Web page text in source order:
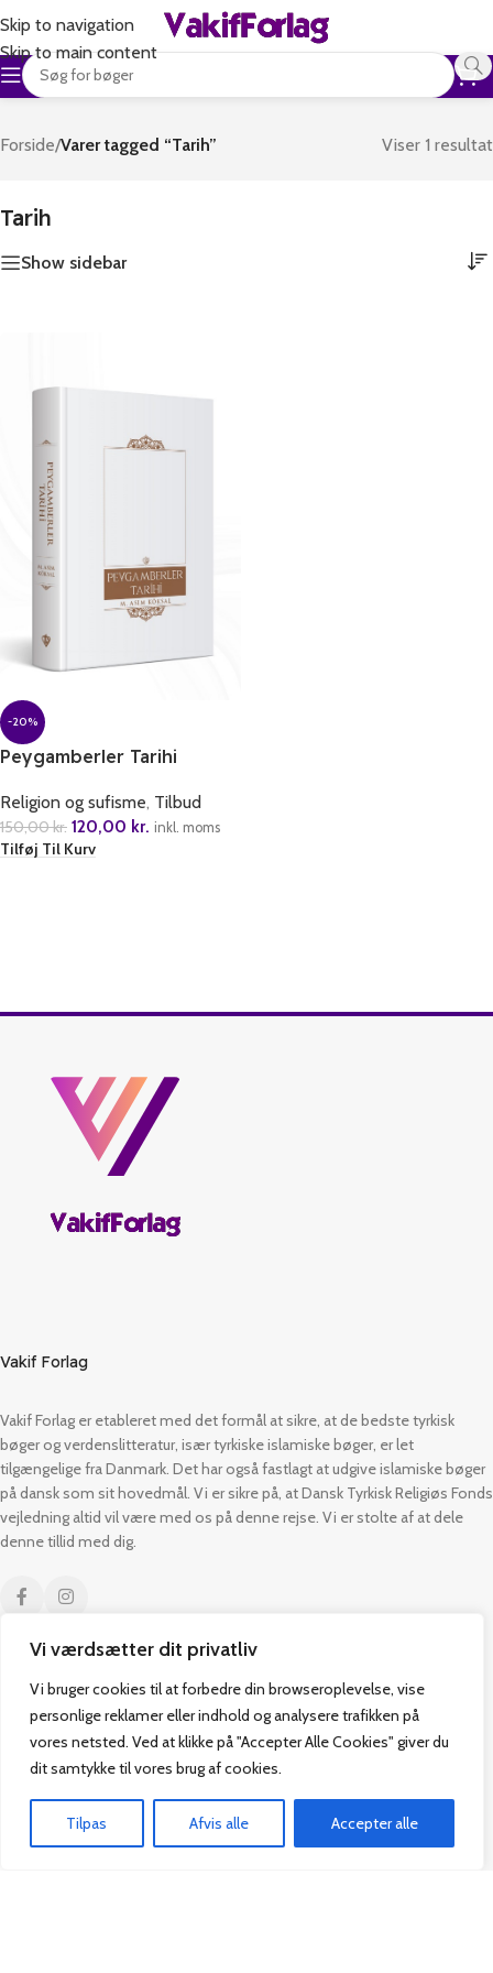
Vi værdsætter dit privatliv
Vi bruger cookies til at forbedre din browseroplevelse, vise
personlige reklamer eller indhold og analysere trafikken på
vores netsted. Ved at klikke på "Accepter Alle Cookies" giver du
dit samtykke til vores brug af cookies.
Tilpas Afvis alle Accepter alle
Skip to navigation
Skip to main content
Forside/Varer tagged “Tarih” Viser 1 resultat
Tarih
Show sidebar
-20%
Peygamberler Tarihi
Religion og sufisme, Tilbud
150,00kr. 120,00 kr. inkl. moms
Tilføj Til Kurv
Vakif Forlag
Vakif Forlag er etableret med det formål at sikre, at de bedste tyrkisk
bøger og verdenslitteratur, især tyrkiske islamiske bøger, er let
tilgængelige fra Danmark. Det har også fastlagt at udgive islamiske bøger
på dansk som sit hovedmål. Vi er sikre på, at Dansk Tyrkisk Religiøs Fonds
vejledning altid vil være med os på denne rejse. Vi er stolte af at dele
denne tillid med dig.
Paul Bergsøes Vej 14,
CVR: 42813915
admin@vakifforlag.dk
+45 26 24 2354
Alle Bøger
Tilbud
Om os
Handelsbetingelser